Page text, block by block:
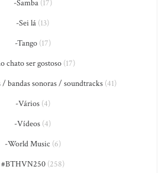
-Samba(17)
-Sei lá (13)
-Tango(17)
chato ser gostoso (17)
/ bandas sonoras / soundtracks(41)
-Vários(4)
-Vídeos (4)
-World Music (6)
#BTHVN250(258)